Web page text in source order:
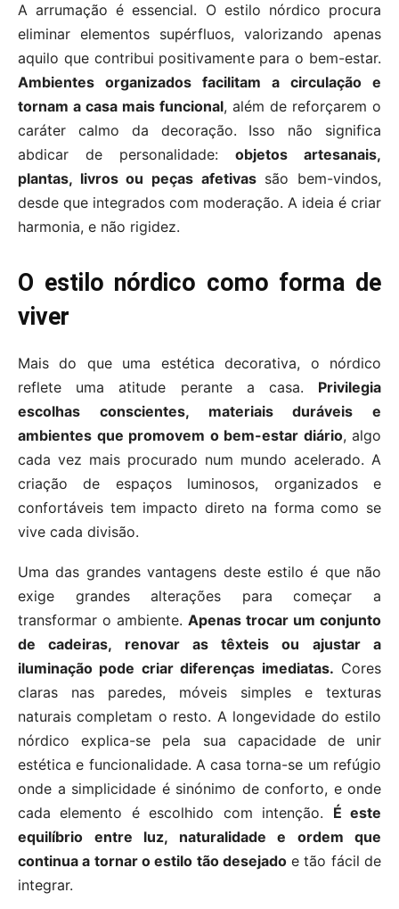
A arrumação é essencial. O estilo nórdico procura
eliminar elementos supérfluos, valorizando apenas
aquilo que contribui positivamente para o bem-estar.
Ambientes organizados facilitam a circulação e
tornam a casa mais funcional, além de reforçarem o
caráter calmo da decoração. Isso não significa
abdicar de personalidade: objetos artesanais,
plantas, livros ou peças afetivassão bem-vindos,
desde que integrados com moderação. A ideia é criar
harmonia, e não rigidez.
O estilo nórdico como forma de
viver
Mais do que uma estética decorativa, o nórdico
reflete uma atitude perante a casa. Privilegia
escolhas conscientes, materiais duráveis e
ambientes que promovem o bem-estar diário, algo
cada vez mais procurado num mundo acelerado. A
criação de espaços luminosos, organizados e
confortáveis tem impacto direto na forma como se
vive cada divisão.
Uma das grandes vantagens deste estilo é que não
exige grandes alterações para começar a
transformar o ambiente. Apenas trocar um conjunto
de cadeiras, renovar as têxteis ou ajustar a
iluminação pode criar diferenças imediatas. Cores
claras nas paredes, móveis simples e texturas
naturais completam o resto. A longevidade do estilo
nórdico explica-se pela sua capacidade de unir
estética e funcionalidade. A casa torna-se um refúgio
onde a simplicidade é sinónimo de conforto, e onde
cada elemento é escolhido com intenção. É este
equilíbrio entre luz, naturalidade e ordem que
continua a tornar o estilo tão desejadoe tão fácil de
integrar.